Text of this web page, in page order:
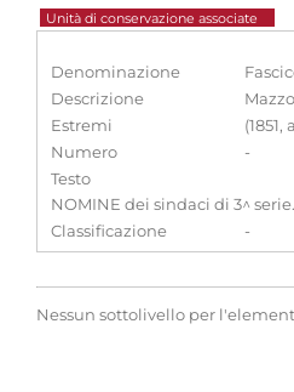
Unità di conservazione associate
Denominazione
Descrizione
Estremi
(1851,
Numero
-
Testo
NOMINE dei sindaci di 3^ serie.
Classificazione
-
Nessun sottolivello per